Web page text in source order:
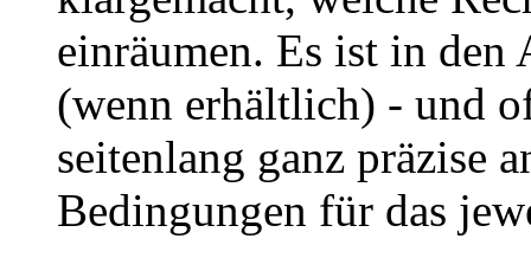
einräumen. Es ist in
(wenn erhältlich) - und
seitenlang ganz präzise
Bedingungen für das